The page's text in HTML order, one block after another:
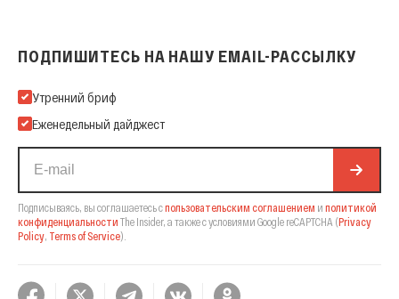
ПОДПИШИТЕСЬ НА НАШУ EMAIL-РАССЫЛКУ
Подпишитесь на нашу Email-рассылку
Утренний бриф
Еженедельный дайджест
Подписываясь, вы соглашаетесь спользовательским соглашением и политикой
конфиденциальности The Insider, а также с условиями Google reCAPTCHA (Privacy
Policy, Terms of Service).